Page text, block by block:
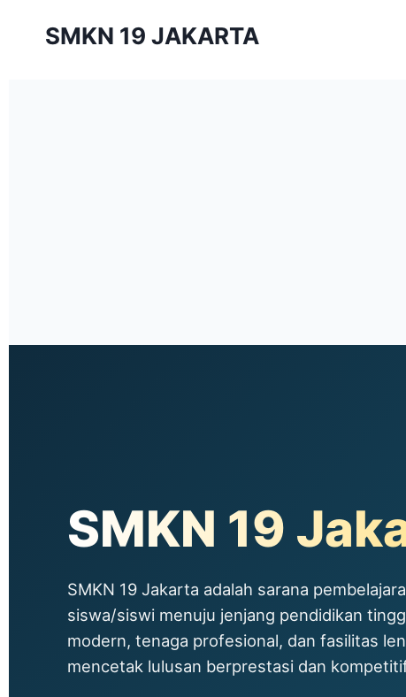
SMKN 19 JAKARTA
SMKN 19
SMKN 19 Jakarta adalah sarana
siswa/siswi menuju jenjang pendidikan
modern, tenaga profesional, dan fasilitas
mencetak lulusan berprestasi dan